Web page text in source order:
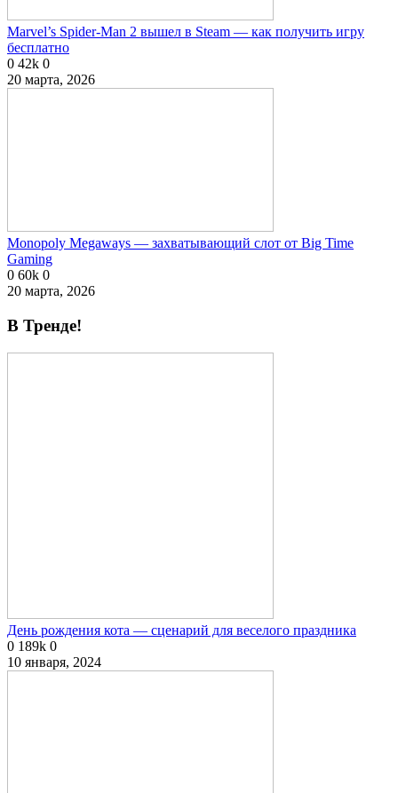
Marvel’s Spider-Man 2 вышел в Steam — как получить игру
бесплатно
0 42k 0
20 марта, 2026
Monopoly Megaways — захватывающий слот от Big Time
Gaming
0 60k 0
20 марта, 2026
В Тренде!
День рождения кота — сценарий для веселого праздника
0 189k 0
10 января, 2024